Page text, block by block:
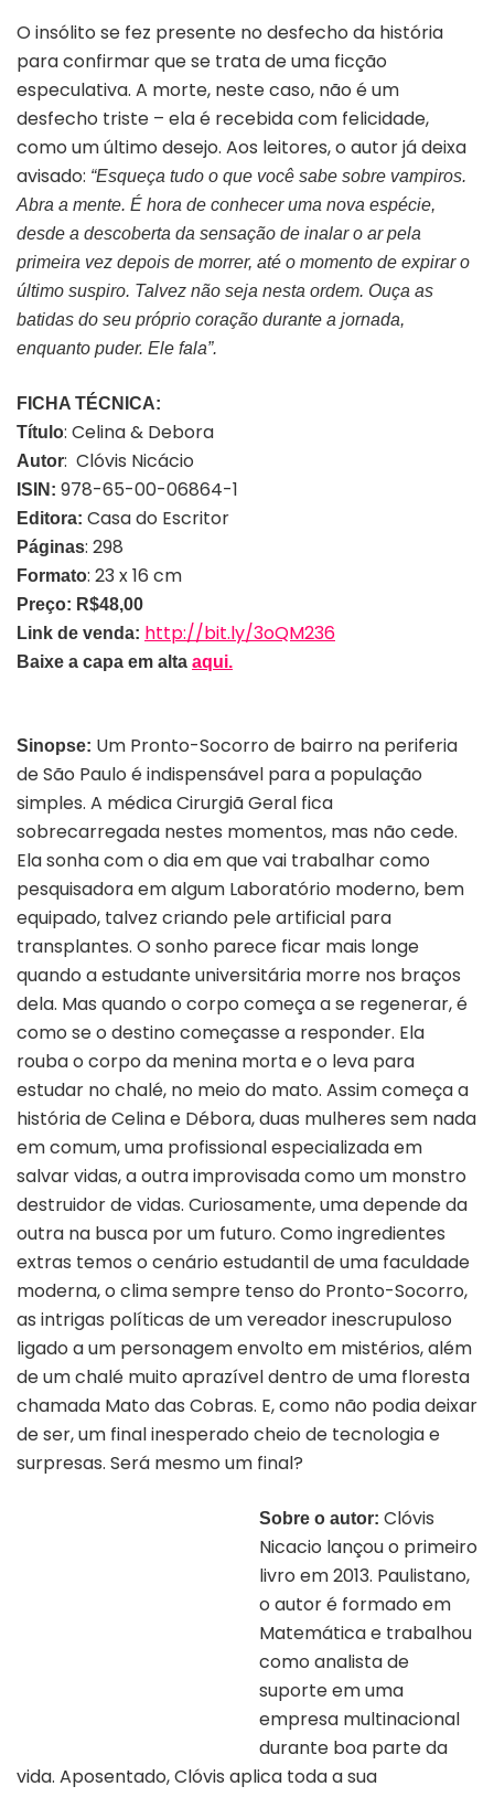
O insólito se fez presente no desfecho da história
para confirmar que se trata de uma ficção
especulativa. A morte, neste caso, não é um
desfecho triste – ela é recebida com felicidade,
como um último desejo. Aos leitores, o autor já deixa
avisado: “Esqueça tudo o que você sabe sobre vampiros.
Abra a mente. É hora de conhecer uma nova espécie,
desde a descoberta da sensação de inalar o ar pela
primeira vez depois de morrer, até o momento de expirar o
último suspiro. Talvez não seja nesta ordem. Ouça as
batidas do seu próprio coração durante a jornada,
enquanto puder. Ele fala”.
FICHA TÉCNICA:
Título: Celina & Debora
Autor: Clóvis Nicácio
ISIN: 978-65-00-06864-1
Editora: Casa do Escritor
Páginas: 298
Formato: 23 x 16 cm
Preço: R$48,00
Link de venda: http://bit.ly/3oQM236
Baixe a capa em alta aqui.
Sinopse: Um Pronto-Socorro de bairro na periferia
de São Paulo é indispensável para a população
simples. A médica Cirurgiã Geral fica
sobrecarregada nestes momentos, mas não cede.
Ela sonha com o dia em que vai trabalhar como
pesquisadora em algum Laboratório moderno, bem
equipado, talvez criando pele artificial para
transplantes. O sonho parece ficar mais longe
quando a estudante universitária morre nos braços
dela. Mas quando o corpo começa a se regenerar, é
como se o destino começasse a responder. Ela
rouba o corpo da menina morta e o leva para
estudar no chalé, no meio do mato. Assim começa a
história de Celina e Débora, duas mulheres sem nada
em comum, uma profissional especializada em
salvar vidas, a outra improvisada como um monstro
destruidor de vidas. Curiosamente, uma depende da
outra na busca por um futuro. Como ingredientes
extras temos o cenário estudantil de uma faculdade
moderna, o clima sempre tenso do Pronto-Socorro,
as intrigas políticas de um vereador inescrupuloso
ligado a um personagem envolto em mistérios, além
de um chalé muito aprazível dentro de uma floresta
chamada Mato das Cobras. E, como não podia deixar
de ser, um final inesperado cheio de tecnologia e
surpresas. Será mesmo um final?
Sobre o autor: Clóvis
Nicacio lançou o primeiro
livro em 2013. Paulistano,
o autor é formado em
Matemática e trabalhou
como analista de
suporte em uma
empresa multinacional
durante boa parte da
vida. Aposentado, Clóvis aplica toda a sua